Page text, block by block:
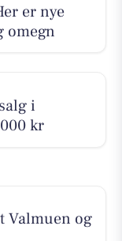
er nye
omegn
i
kr
Valmuen og